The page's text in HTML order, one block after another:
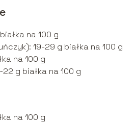
na 100 g
19-29 g białka na 100 g
na 100 g
g białka na 100 g
na 100 g